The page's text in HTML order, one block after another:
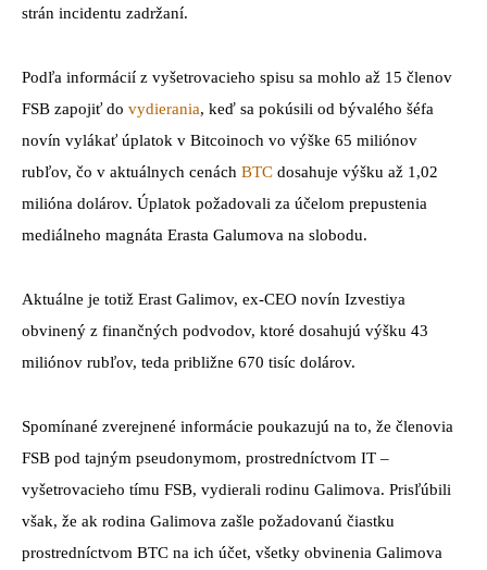
strán incidentu zadržaní.
Podľa informácií z vyšetrovacieho spisu sa mohlo až 15 členov
FSB zapojiť do vydierania, keď sa pokúsili od bývalého šéfa
novín vylákať úplatok v Bitcoinoch vo výške 65 miliónov
rubľov, čo v aktuálnych cenách BTC dosahuje výšku až 1,02
milióna dolárov. Úplatok požadovali za účelom prepustenia
mediálneho magnáta Erasta Galumova na slobodu.
Aktuálne je totiž Erast Galimov, ex-CEO novín Izvestiya
obvinený z finančných podvodov, ktoré dosahujú výšku 43
miliónov rubľov, teda približne 670 tisíc dolárov.
Spomínané zverejnené informácie poukazujú na to, že členovia
FSB pod tajným pseudonymom, prostredníctvom IT –
vyšetrovacieho tímu FSB, vydierali rodinu Galimova. Prisľúbili
však, že ak rodina Galimova zašle požadovanú čiastku
prostredníctvom BTC na ich účet, všetky obvinenia Galimova